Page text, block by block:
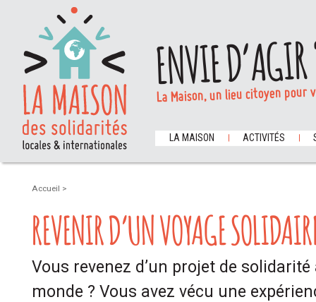
ENVIE
La Maison, un lieu citoyen
LA MAISON ACTIVITÉS
Accueil >
REVENIR D’UN VOYAGE
Vous revenez d’un projet de solidarité
monde ? Vous avez vécu une